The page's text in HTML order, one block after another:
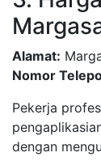
Alamat:
Nomor
Pekerja
dengan